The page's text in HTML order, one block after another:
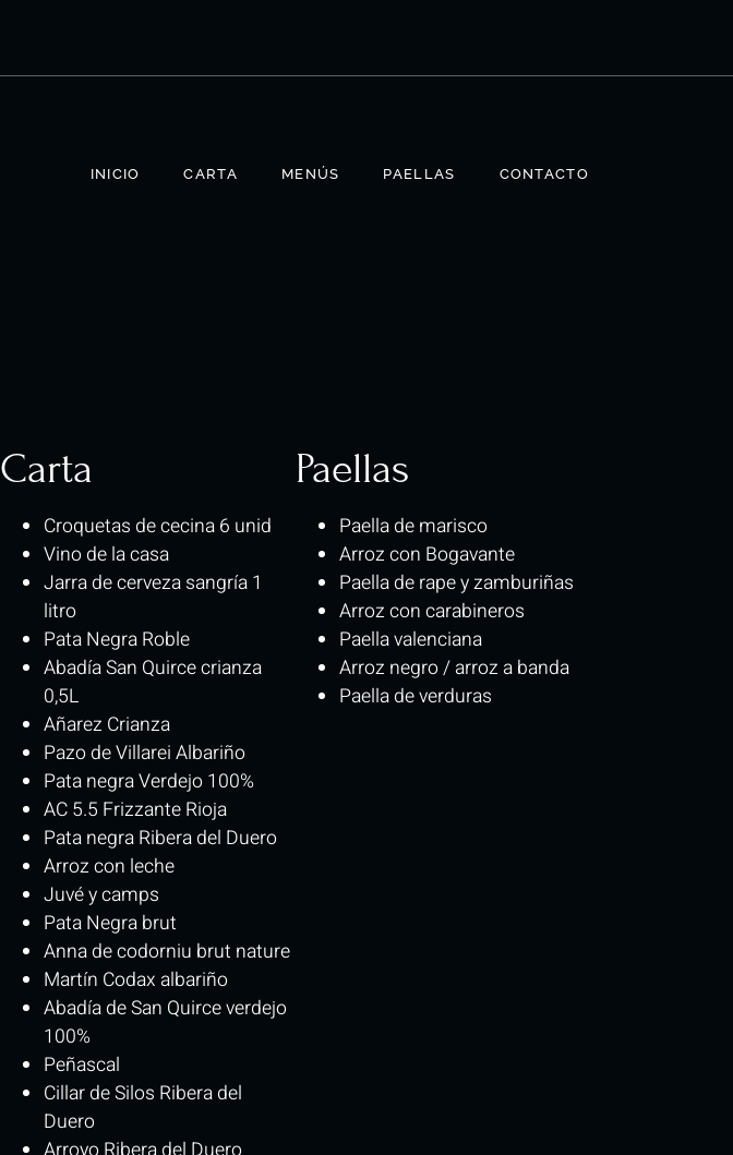
INICIO CARTA MENÚS PAELLAS CONTACTO
Carta
Croquetas de cecina 6 unid
Vino de la casa
Jarra de cerveza sangría 1
litro
Pata Negra Roble
Abadía San Quirce crianza
0,5L
Añarez Crianza
Pazo de Villarei Albariño
Pata negra Verdejo 100%
AC 5.5 Frizzante Rioja
Pata negra Ribera del Duero
Arroz con leche
Juvé y camps
Pata Negra brut
Anna de codorniu brut nature
Martín Codax albariño
Abadía de San Quirce verdejo
100%
Peñascal
Cillar de Silos Ribera del
Duero
Paellas
Paella de marisco
Arroz con Bogavante
Paella de rape y zamburiñas
Arroz con carabineros
Paella valenciana
Arroz negro / arroz a banda
Paella de verduras